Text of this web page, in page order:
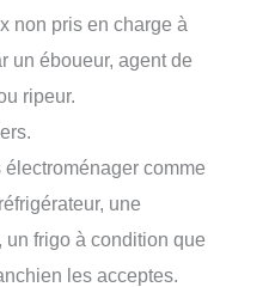
non pris en charge à
un éboueur, agent de
ripeur.
comme
une
un frigo à condition que
les acceptes.